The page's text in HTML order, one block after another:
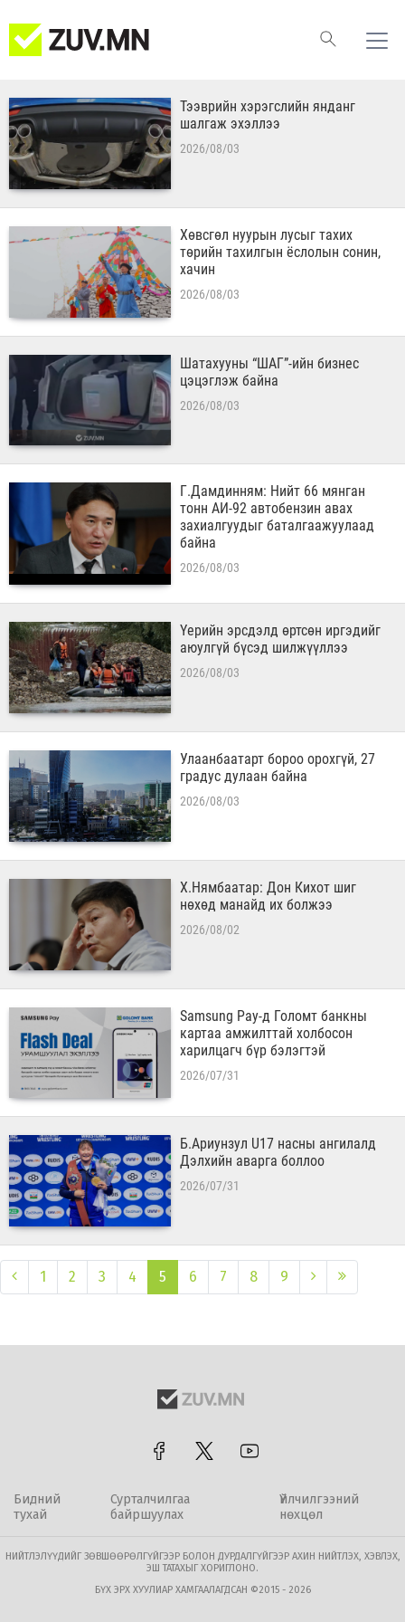
Тээврийн хэрэгслийн янданг
шалгаж эхэллээ
2026/08/03
Хөвсгөл нуурын лусыг тахих
төрийн тахилгын ёслолын сонин,
хачин
2026/08/03
Шатахууны “ШАГ”-ийн бизнес
цэцэглэж байна
2026/08/03
Г.Дамдинням: Нийт 66 мянган
тонн АИ-92 автобензин авах
захиалгуудыг баталгаажуулаад
байна
2026/08/03
Үерийн эрсдэлд өртсөн иргэдийг
аюулгүй бүсэд шилжүүллээ
2026/08/03
Улаанбаатарт бороо орохгүй, 27
градус дулаан байна
2026/08/03
Х.Нямбаатар: Дон Кихот шиг
нөхөд манайд их болжээ
2026/08/02
Samsung Pay-д Голомт банкны
картаа амжилттай холбосон
харилцагч бүр бэлэгтэй
2026/07/31
Б.Ариунзул U17 насны ангилалд
Дэлхийн аварга боллоо
2026/07/31
1 2 3 4 5 6 7 8 9
Бидний
тухай
Сурталчилгаа
байршуулах
Үйлчилгээний
нөхцөл
НИЙТЛЭЛҮҮДИЙГ ЗӨВШӨӨРӨЛГҮЙГЭЭР БОЛОН ДУРДАЛГҮЙГЭЭР АХИН НИЙТЛЭХ, ХЭВЛЭХ,
ЭШ ТАТАХЫГ ХОРИГЛОНО.
БҮХ ЭРХ ХУУЛИАР ХАМГААЛАГДСАН ©2015 - 2026